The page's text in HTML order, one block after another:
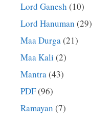
Lord Ganesh (10)
Lord Hanuman (29)
Maa Durga(21)
Maa Kali (2)
Mantra(43)
PDF(96)
Ramayan (7)